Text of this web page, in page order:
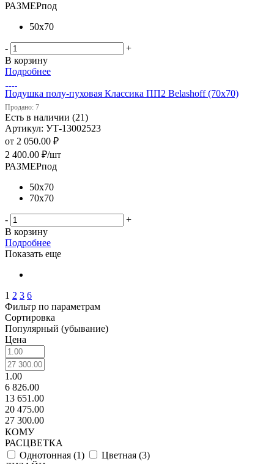
РАЗМЕРпод
50х70
-
+
В корзину
Подробнее
Подушка полу-пуховая Классика ПП2 Belashoff (70х70)
Продано: 7
Есть в наличии (21)
Артикул: УТ-13002523
от 2 050.00 ₽
2 400.00 ₽/шт
РАЗМЕРпод
50х70
70х70
-
+
В корзину
Подробнее
Показать еще
1 2 3 6
Фильтр по параметрам
Сортировка
Популярный (убывание)
Цена
1.00
6 826.00
13 651.00
20 475.00
27 300.00
КОМУ
РАСЦВЕТКА
Однотонная (1) Цветная (3)